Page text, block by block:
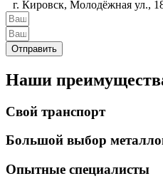
г. Кировск, Молодёжная ул.,
Отправить
Наши
Свой транспорт
Большой выбор
Опытные специалисты